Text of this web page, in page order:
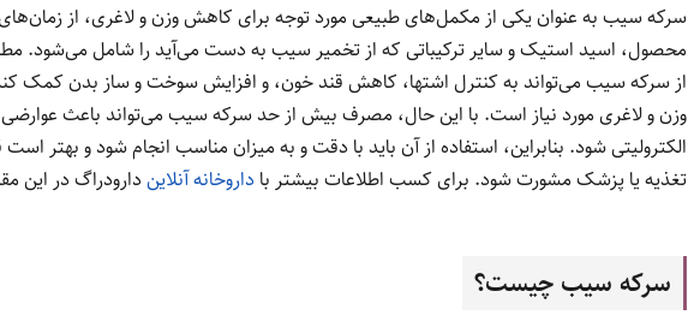
سرکه سیب به عنوان یکی از مکمل‌های طبیعی مورد توجه برای کاهش وزن و لاغری، از
محصول، اسید استیک و سایر ترکیباتی که از تخمیر سیب به دست می‌آید را شامل می‌شود.
از سرکه سیب می‌تواند به کنترل اشتها، کاهش قند خون، و افزایش سوخت و ساز بدن کمک
وزن و لاغری مورد نیاز است. با این حال، مصرف بیش از حد سرکه سیب می‌تواند باعث
الکترولیتی شود. بنابراین، استفاده از آن باید با دقت و به میزان مناسب انجام شود و بهتر
تغذیه یا پزشک مشورت شود. برای کسب اطلاعات بیشتر با داروخانه آنلایندارودراگ در این
سرکه سیب چیست؟